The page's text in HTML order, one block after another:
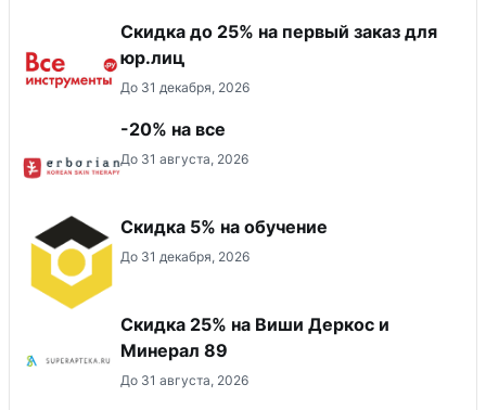
Скидка до 25% на первый заказ для
юр.лиц
До 31 декабря, 2026
-20% на все
До 31 августа, 2026
Скидка 5% на обучение
До 31 декабря, 2026
Скидка 25% на Виши Деркос и
Минерал 89
До 31 августа, 2026